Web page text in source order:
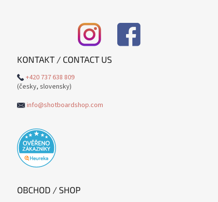
KONTAKT / CONTACT US
+420 737 638 809
(česky, slovensky)
info@shotboardshop.com
OBCHOD / SHOP